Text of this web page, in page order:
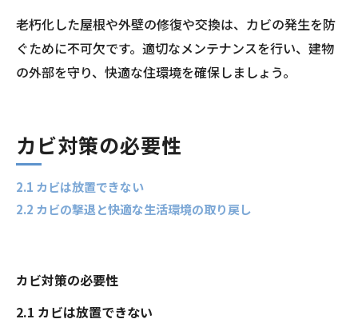
老朽化した屋根や外壁の修復や交換は、カビの発生を防
ぐために不可欠です。適切なメンテナンスを行い、建物
の外部を守り、快適な住環境を確保しましょう。
カビ対策の必要性
2.1 カビは放置できない
2.2 カビの撃退と快適な生活環境の取り戻し
カビ対策の必要性
2.1 カビは放置できない